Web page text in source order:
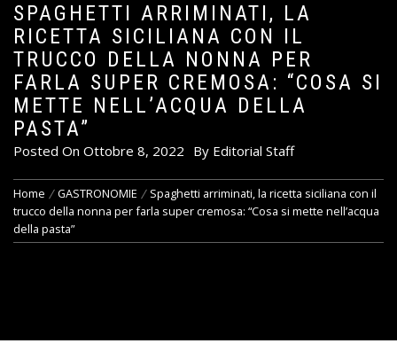
SPAGHETTI ARRIMINATI, LA
RICETTA SICILIANA CON IL
TRUCCO DELLA NONNA PER
FARLA SUPER CREMOSA: “COSA SI
METTE NELL’ACQUA DELLA
PASTA”
Posted On Ottobre 8, 2022 By Editorial Staff
Home GASTRONOMIE
Spaghetti arriminati, la ricetta siciliana con il
trucco della nonna per farla super cremosa: “Cosa si mette nell’acqua
della pasta”